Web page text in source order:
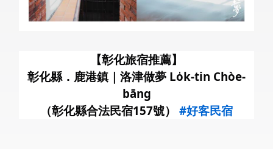
【彰化旅宿推薦】
彰化縣．鹿港鎮｜洛津做夢 Lo̍k-tin Chòe-
bāng
（彰化縣合法民宿157號） #好客民宿